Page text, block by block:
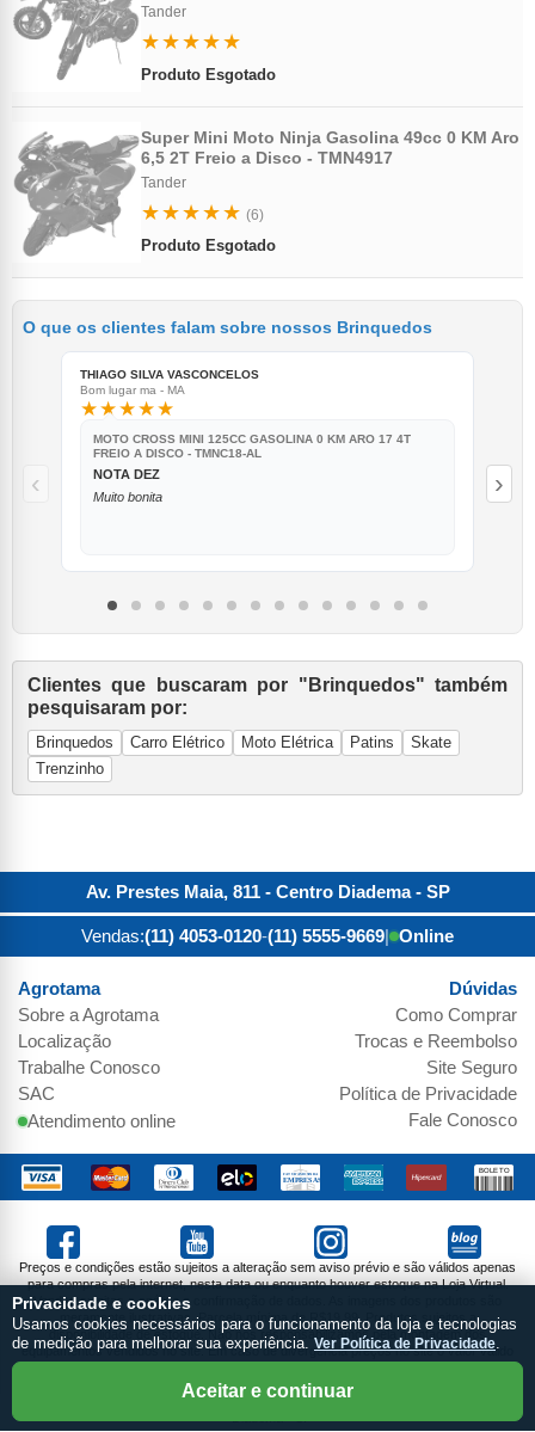
Tander
★★★★★
Produto Esgotado
Super Mini Moto Ninja Gasolina 49cc 0 KM Aro
6,5 2T Freio a Disco - TMN4917
Tander
★★★★★ (6)
Produto Esgotado
O que os clientes falam sobre nossos Brinquedos
‹
THIAGO SILVA VASCONCELOS
Bom lugar ma - MA
★★★★★
MOTO CROSS MINI 125CC GASOLINA 0 KM ARO 17 4T
FREIO A DISCO - TMNC18-AL
NOTA DEZ
Muito bonita
›
Clientes que buscaram por "Brinquedos" também
pesquisaram por:
Brinquedos Carro Elétrico Moto Elétrica Patins
Skate
Trenzinho
Av. Prestes Maia, 811 - Centro Diadema- SP
Vendas:(11) 4053-0120-(11) 5555-9669| Online
Agrotama
Sobre aAgrotama
Localização
Trabalhe Conosco
SAC
Atendimento online
Dúvidas
Como Comprar
Trocas e Reembolso
Site Seguro
Política de Privacidade
Fale Conosco
Preços e condições estão sujeitos a alteração sem aviso prévio e são válidos apenas
para compras pela internet, nesta data ou enquanto houver estoque na Loja Virtual.
Vendas sujeitas a análise e confirmação de dados. As imagens dos produtos são
meramente ilustrativas. Parcela mínima de R$19,99. Produtos sujeitos a
disponibilidade de estoque. Não nos responsabilizamos pela montagem dos
equipamentos vendidos no site. Em caso de divergência preços no site o valor válido
NTS DO BRASIL COMERCIO DE MAQUINAS E FERRAMENTAS EIRELI / CNPJ:
05.984.457/0001-00 / I.E.: 286.663.859.110 / Endereço: Av. Prestes Maia, 811 - Centro
Privacidade e cookies
Usamos cookies necessários para o funcionamento da loja e tecnologias
de medição para melhorar sua experiência. Ver Política de Privacidade.
Aceitar e continuar